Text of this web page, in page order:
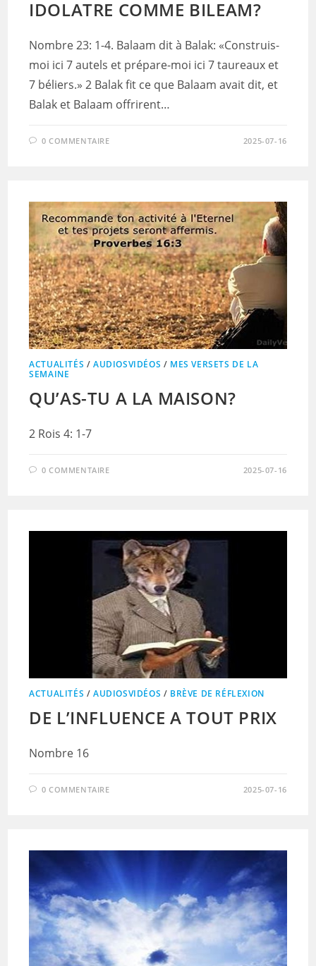
IDOLATRE COMME BILEAM?
Nombre 23: 1-4. Balaam dit à Balak: «Construis-
moi ici 7 autels et prépare-moi ici 7 taureaux et
7 béliers.» 2 Balak fit ce que Balaam avait dit, et
Balak et Balaam offrirent…
0 COMMENTAIRE 2025-07-16
ACTUALITÉS /AUDIOSVIDÉOS / MES VERSETS DE LA
SEMAINE
QU’AS-TU A LA MAISON?
2 Rois 4: 1-7
0 COMMENTAIRE 2025-07-16
ACTUALITÉS /AUDIOSVIDÉOS / BRÈVE DE RÉFLEXION
DE L’INFLUENCE A TOUT PRIX
Nombre 16
0 COMMENTAIRE 2025-07-16